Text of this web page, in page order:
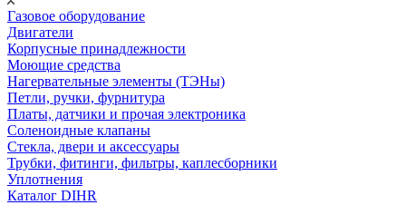
Газовое оборудование
Двигатели
Корпусные принадлежности
Моющие средства
Нагервательные элементы (ТЭНы)
Петли, ручки, фурнитура
Платы, датчики и прочая электроника
Соленоидные клапаны
Стекла, двери и аксессуары
Трубки, фитинги, фильтры, каплесборники
Уплотнения
Каталог DIHR